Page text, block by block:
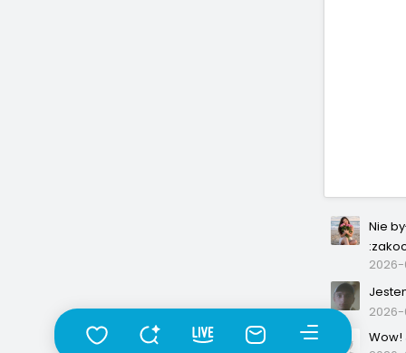
Nie
2026-
2026-
Wow!